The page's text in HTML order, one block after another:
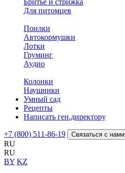
Бритье и стрижка
Для питомцев
Поилки
Автокормушки
Лотки
Груминг
Аудио
Колонки
Наушники
Умный сад
Рецепты
Написать ген.директору
+7 (800) 511-86-19 Связаться с нами
RU
RU
BY KZ